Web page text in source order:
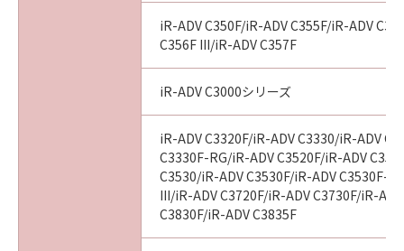
(2)キヤノン、キヤノンのライセンサー、キヤノ
ンの子会社、それらの販売代理店および販売店
は、「許諾ソフトウェア」の使用または使用不
能から生ずるいかなる損害（逸失利益およびそ
の他の派生的または付随的な損害を含むがこれ
らに限定されない全ての損害を言います。）に
ついて、適用法で認められる限り、一切の責任
を負わないものとします。たとえ、キヤノン、
キヤノンのライセンサー、キヤノンの子会社、
それらの販売代理店および販売店がかかる損害
の可能性について知らされていた場合でも同様
iR-ADV C350F/iR-ADV C355F/iR-ADV
C356F III/iR-ADV C357F
iR-ADV C3000シリーズ
iR-ADV C3320F/iR-ADV C3330/iR-ADV
C3330F-RG/iR-ADV C3520F/iR-ADV
C3530/iR-ADV C3530F/iR-ADV C3530F-
III/iR-ADV C3720F/iR-ADV C3730F/iR-
C3830F/iR-ADV C3835F